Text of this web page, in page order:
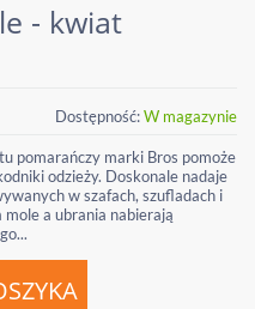
- kwiat
Dostępność:W magazynie
pomarańczy marki Bros pomoże
odzieży. Doskonale nadaje
w szafach, szufladach i
a ubrania nabierają